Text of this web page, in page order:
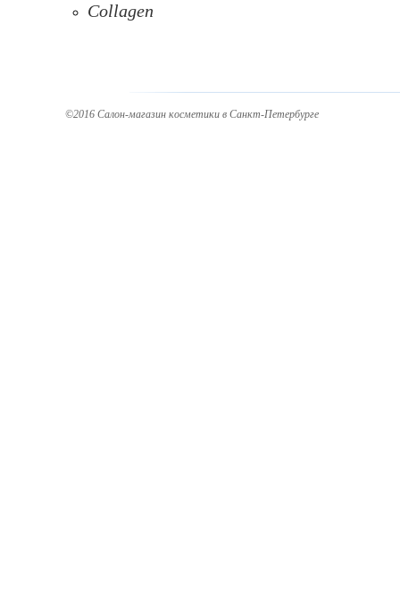
Collagen
©2016 Салон-магазин косметики в Санкт-Петербурге